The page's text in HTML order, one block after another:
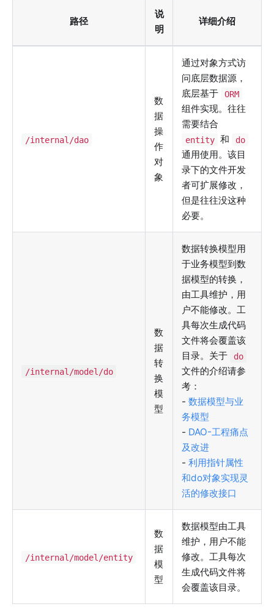
路径
说
明
详细介绍
/internal/dao
数
据
操
作
对
象
通过对象方式访
问底层数据源，
底层基于
ORM
组件实现。往往
需要结合
entity 和 do
通用使用。该目
录下的文件开发
者可扩展修改，
但是往往没这种
必要。
/internal/model/do
数
据
转
换
模
型
数据转换模型用
于业务模型到数
据模型的转换，
由工具维护，用
户不能修改。工
具每次生成代码
文件将会覆盖该
目录。关于
do
文件的介绍请参
考：
-数据模型与业
务模型
- DAO-工程痛点
及改进
-利用指针属性
和do对象实现灵
活的修改接口
/internal/model/entity
数
据
模
型
数据模型由工具
维护，用户不能
修改。工具每次
生成代码文件将
会覆盖该目录。